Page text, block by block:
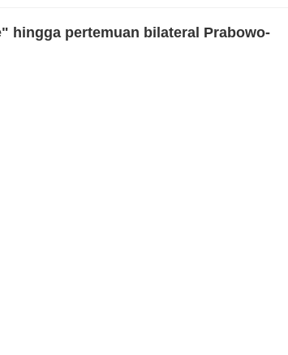
hingga pertemuan bilateral Prabowo-